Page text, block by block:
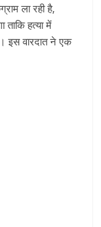
ला रही है,
ताकि हत्या में
इस वारदात ने एक